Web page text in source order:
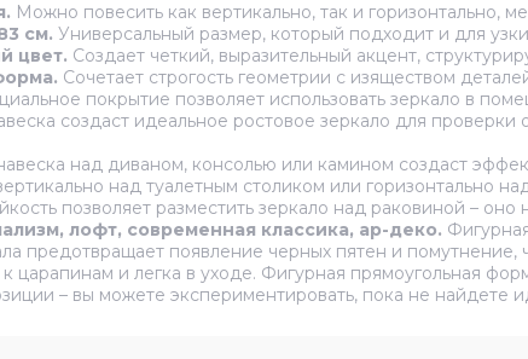
Можно повесить как вертикально, так и горизонтально,
см. Универсальный размер, который подходит и для
цвет. Создает четкий, выразительный акцент,
Сочетает строгость геометрии с изяществом
покрытие позволяет использовать зеркало в
создаст идеальное ростовое зеркало для
навеска над диваном, консолью или камином создаст
над туалетным столиком или горизонтально
позволяет разместить зеркало над раковиной –
лофт, современная классика, ар-деко.
предотвращает появление черных пятен и
царапинам и легка в уходе. Фигурная прямоугольная
– вы можете экспериментировать, пока не найдете